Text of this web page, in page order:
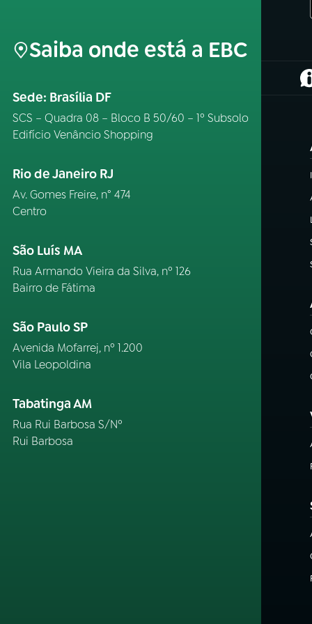
Saiba onde está a EBC
Sede: Brasília DF
SCS – Quadra 08 – Bloco B 50/60 – 1º Subsolo
Edifício Venâncio Shopping
Rio de Janeiro RJ
Av. Gomes Freire, n° 474
Centro
São Luís MA
Rua Armando Vieira da Silva, nº 126
Bairro de Fátima
São Paulo SP
Avenida Mofarrej, nº 1.200
Vila Leopoldina
Tabatinga AM
Rua Rui Barbosa S/Nº
Rui Barbosa